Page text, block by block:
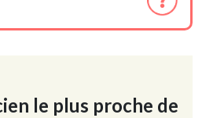
le plus proche de